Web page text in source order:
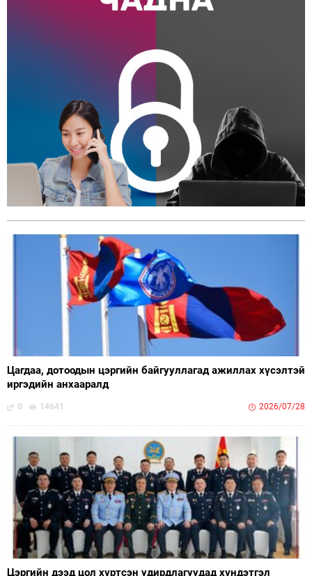
Цагдаа, дотоодын цэргийн байгууллагад ажиллах хүсэлтэй
иргэдийн анхааралд
0 14641 2026/07/28
Цэргийн дээд цол хүртсэн удирдлагуудад хүндэтгэл